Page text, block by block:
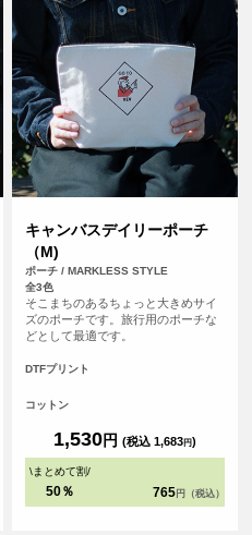
キャンバスデイリーポーチ
（M)
ポーチ / MARKLESS STYLE
全3色
そこまちのあるちょっと大きめサイ
ズのポーチです。旅行用のポーチな
どとして最適です。
DTFプリント
コットン
1,530円 (税込 1,683円)
\まとめて割/
50％ 765 円（税込）